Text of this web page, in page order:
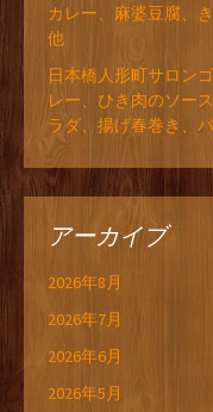
カレー、麻婆豆腐、
他
日本橋人形町サロン
レー、ひき肉のソー
ラダ、揚げ春巻き、
アーカイブ
2026年8月
2026年7月
2026年6月
2026年5月